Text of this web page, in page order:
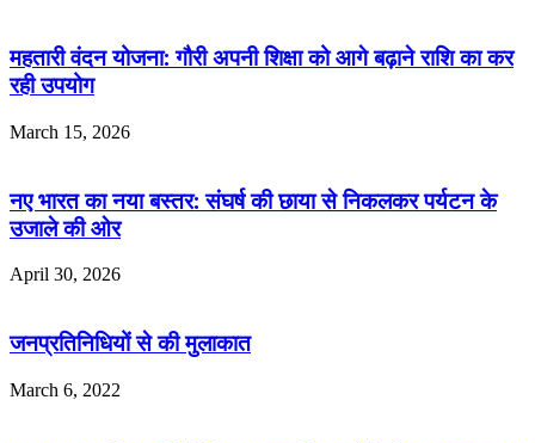
महतारी वंदन योजना: गौरी अपनी शिक्षा को आगे बढ़ाने राशि का कर
रही उपयोग
March 15, 2026
नए भारत का नया बस्तर: संघर्ष की छाया से निकलकर पर्यटन के
उजाले की ओर
April 30, 2026
जनप्रतिनिधियों से की मुलाकात
March 6, 2022